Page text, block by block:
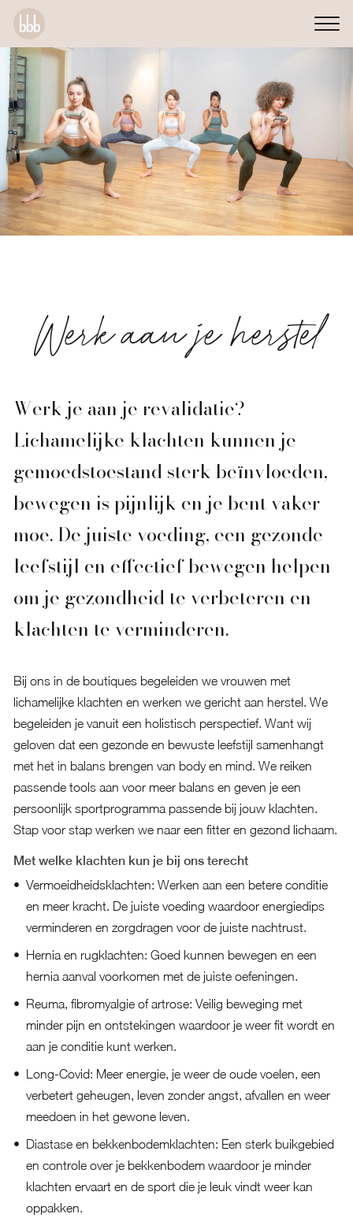
Werk aan je herstel
Werk je aan je revalidatie?
Lichamelijke klachten kunnen je
gemoedstoestand sterk beïnvloeden,
bewegen is pijnlijk en je bent vaker
moe. De juiste voeding, een gezonde
leefstijl en effectief bewegen helpen
om je gezondheid te verbeteren en
klachten te verminderen.
Bij ons in de boutiques begeleiden we vrouwen met
lichamelijke klachten en werken we gericht aan herstel. We
begeleiden je vanuit een holistisch perspectief. Want wij
geloven dat een gezonde en bewuste leefstijl samenhangt
met het in balans brengen van body en mind. We reiken
passende tools aan voor meer balans en geven je een
persoonlijk sportprogramma passende bij jouw klachten.
Stap voor stap werken we naar een fitter en gezond lichaam.
Met welke klachten kun je bij ons terecht
Vermoeidheidsklachten: Werken aan een betere conditie
en meer kracht. De juiste voeding waardoor energiedips
verminderen en zorgdragen voor de juiste nachtrust.
Hernia en rugklachten: Goed kunnen bewegen en een
hernia aanval voorkomen met de juiste oefeningen.
Reuma, fibromyalgie of artrose: Veilig beweging met
minder pijn en ontstekingen waardoor je weer fit wordt en
aan je conditie kunt werken.
Long-Covid: Meer energie, je weer de oude voelen, een
verbetert geheugen, leven zonder angst, afvallen en weer
meedoen in het gewone leven.
Diastase en bekkenbodemklachten: Een sterk buikgebied
en controle over je bekkenbodem waardoor je minder
klachten ervaart en de sport die je leuk vindt weer kan
oppakken.